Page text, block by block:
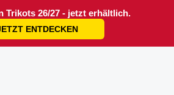
Trikots 26/27 - jetzt erhältlich.
ENTDECKEN